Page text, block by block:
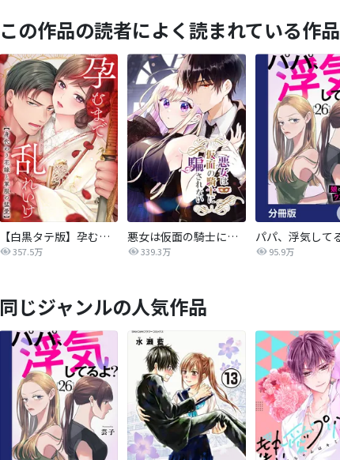
この作品の読者によく読まれている作品
【白黒タテ版】孕むまで乱れいけ～身代わり花嫁と軍服の猛愛
357.5万
悪女は仮面の騎士に騙されない
339.3万 95.9万
同じジャンルの人気作品